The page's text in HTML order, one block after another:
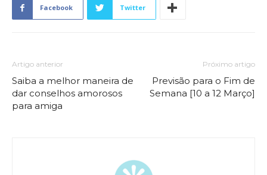
Facebook Twitter
Artigo anterior
Saiba a melhor maneira de
dar conselhos amorosos
para amiga
Próximo artigo
Previsão para o Fim de
Semana [10 a 12 Março]